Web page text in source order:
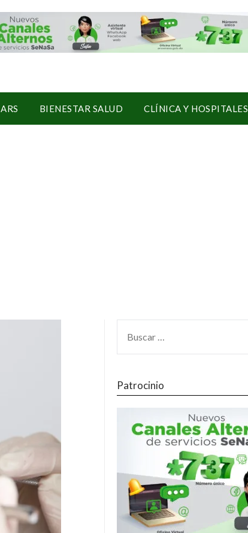
ARS BIENESTAR SALUD CLÍNICA Y HOSPITALES
Patrocinio